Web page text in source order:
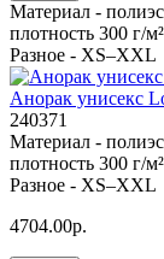
Материал -
плотность 300 г/м²
Разное - XS–XXL
Анорак унисекс
240371
Материал -
плотность 300 г/м²
Разное - XS–XXL
4704.00р.